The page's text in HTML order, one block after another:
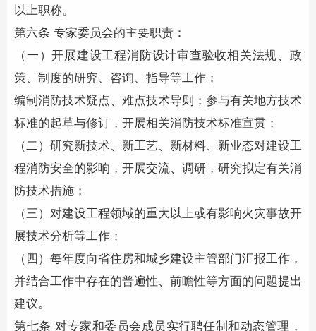
以上职称。
第六条 专家委员会的主要职责：
（一）开展建设工程消防设计审查验收相关法规、政
策、制度的研究、咨询、指导等工作；
编制 消防技术疑点、难点技术导则；参与有关地方技术
标准的起草与修订，开展相关消防技术标准宣贯；
（二）研究新技术、新工艺、新材料、新业态对建设工
程消防安全的影响，开展交流、调研，研究拟定有关消
防技术措施；
（三）对建设工程领域的重大以上或有影响火灾事故开
展技术分析等工作；
（四）每年度向省住房和城乡建设主管部门汇报工作，
并结合工作中存在的普遍性、前瞻性等方面的问题提出
建议。
第七条 对专家和委员会成员实行聘任制和动态管理，